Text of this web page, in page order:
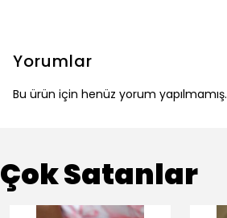
Yorumlar
Bu ürün için henüz yorum yapılmamış.
Çok Satanlar